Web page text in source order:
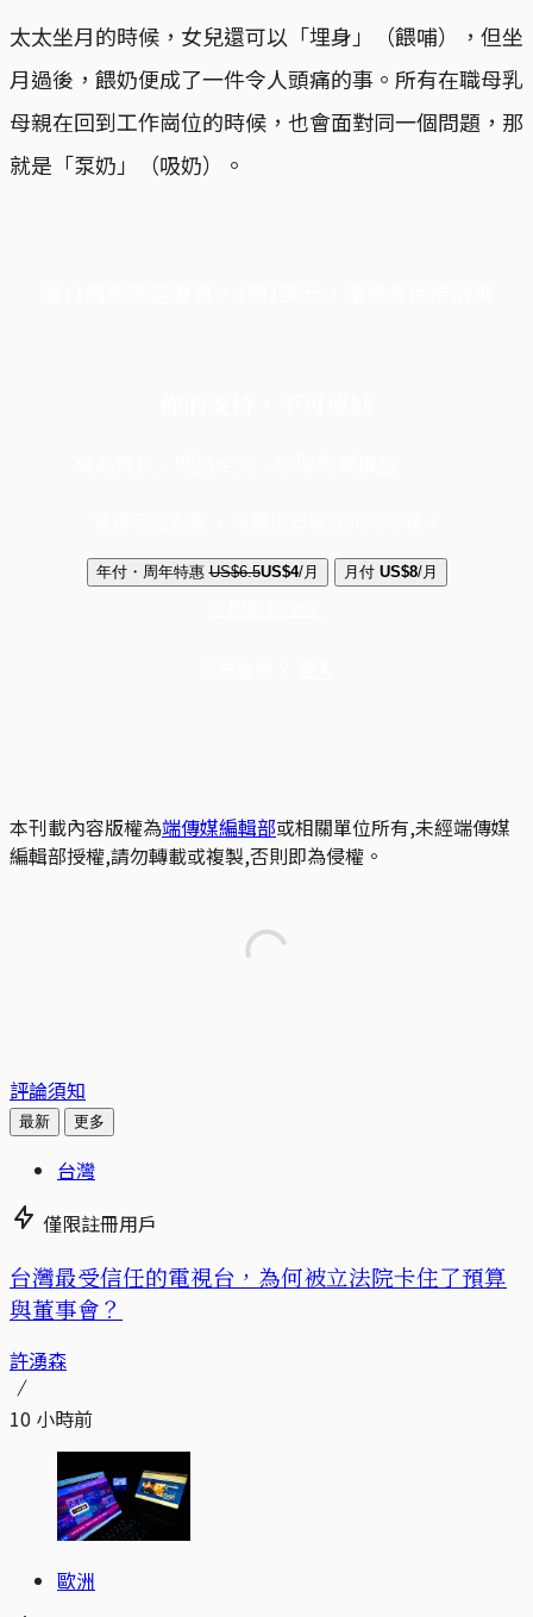
太太坐月的時候，女兒還可以「埋身」（餵哺），但坐
月過後，餵奶便成了一件令人頭痛的事。所有在職母乳
母親在回到工作崗位的時候，也會面對同一個問題，那
就是「泵奶」（吸奶）。
年付・周年特惠 US$6.5US$4/月 月付 US$8/月
本刊載內容版權為端傳媒編輯部或相關單位所有,未經端傳媒
編輯部授權,請勿轉載或複製,否則即為侵權。
評論須知
最新 更多
台灣
僅限註冊用戶
台灣最受信任的電視台，為何被立法院卡住了預算
與董事會？
許湧森
10 小時前
歐洲